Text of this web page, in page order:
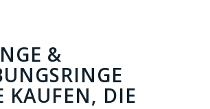
&
KAUFEN, DIE